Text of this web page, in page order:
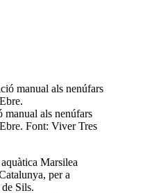
manual als nenúfars
Font: Viver Tres